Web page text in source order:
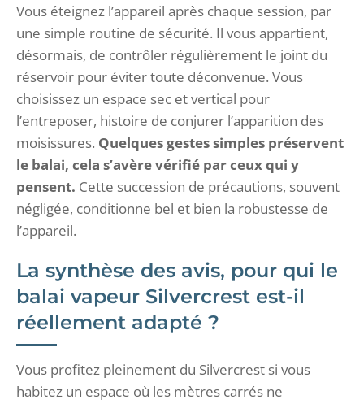
Vous éteignez l’appareil après chaque session, par
une simple routine de sécurité. Il vous appartient,
désormais, de contrôler régulièrement le joint du
réservoir pour éviter toute déconvenue. Vous
choisissez un espace sec et vertical pour
l’entreposer, histoire de conjurer l’apparition des
moisissures. Quelques gestes simples préservent
le balai, cela s’avère vérifié par ceux qui y
pensent. Cette succession de précautions, souvent
négligée, conditionne bel et bien la robustesse de
l’appareil.
La synthèse des avis, pour qui le
balai vapeur Silvercrest est-il
réellement adapté ?
Vous profitez pleinement du Silvercrest si vous
habitez un espace où les mètres carrés ne